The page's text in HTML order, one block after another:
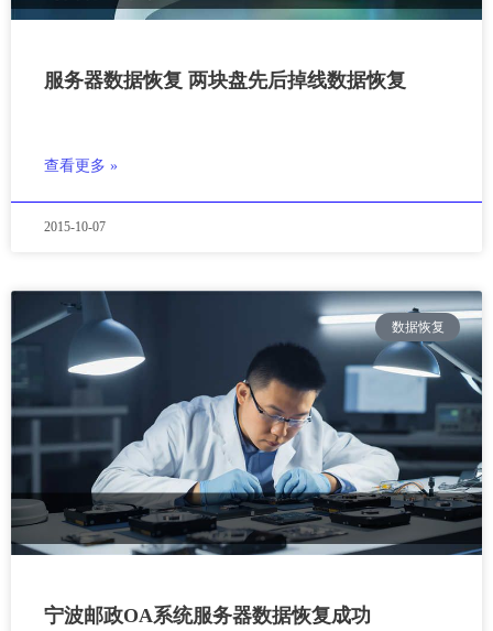
服务器数据恢复 两块盘先后掉线数据恢复
查看更多 »
2015-10-07
数据恢复
宁波邮政OA系统服务器数据恢复成功